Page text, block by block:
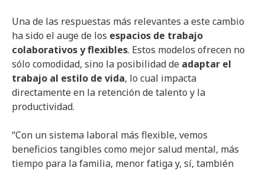
Una de las respuestas más relevantes a este cambio
ha sido el auge de los espacios de trabajo
colaborativos y flexibles. Estos modelos ofrecen no
sólo comodidad, sino la posibilidad de adaptar el
trabajo al estilo de vida, lo cual impacta
directamente en la retención de talento y la
productividad.
“Con un sistema laboral más flexible, vemos
beneficios tangibles como mejor salud mental, más
tiempo para la familia, menor fatiga y, sí, también